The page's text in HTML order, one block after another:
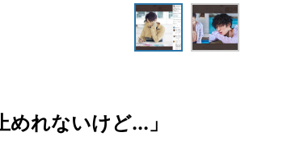
めれないけど...」